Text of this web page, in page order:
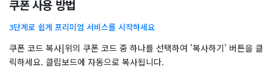
쿠폰 사용 방법
3단계로 쉽게 프리미엄 서비스를 시작하세요
쿠폰 코드 복사|위의 쿠폰 코드 중 하나를 선택하여 '복사하기' 버튼을 클
릭하세요. 클립보드에 자동으로 복사됩니다.